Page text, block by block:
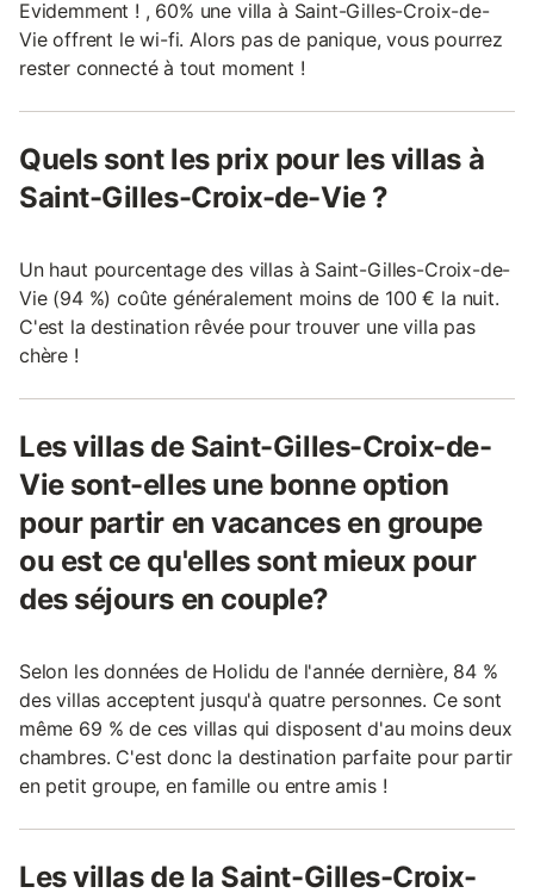
Evidemment ! , 60% une villa à Saint-Gilles-Croix-de-
Vie offrent le wi-fi. Alors pas de panique, vous pourrez
rester connecté à tout moment !
Quels sont les prix pour les villas à
Saint-Gilles-Croix-de-Vie ?
Un haut pourcentage des villas à Saint-Gilles-Croix-de-
Vie (94 %) coûte généralement moins de 100 € la nuit.
C'est la destination rêvée pour trouver une villa pas
chère !
Les villas de Saint-Gilles-Croix-de-
Vie sont-elles une bonne option
pour partir en vacances en groupe
ou est ce qu'elles sont mieux pour
des séjours en couple?
Selon les données de Holidu de l'année dernière, 84 %
des villas acceptent jusqu'à quatre personnes. Ce sont
même 69 % de ces villas qui disposent d'au moins deux
chambres. C'est donc la destination parfaite pour partir
en petit groupe, en famille ou entre amis !
Les villas de la Saint-Gilles-Croix-